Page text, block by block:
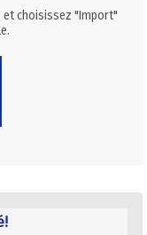
et choisissez "Import"